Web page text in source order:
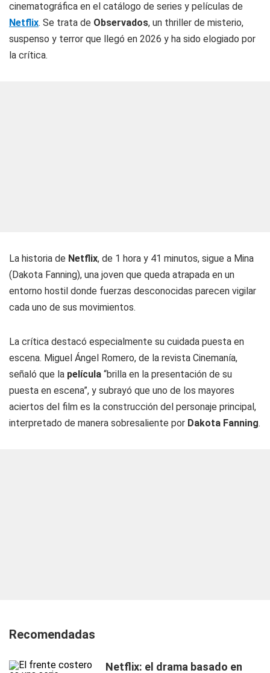
cinematográfica en el catálogo de series y películas de
Netflix. Se trata de Observados, un thriller de misterio,
suspenso y terror que llegó en 2026 y ha sido elogiado por
la crítica.
La historia de Netflix, de 1 hora y 41 minutos, sigue a Mina
(Dakota Fanning), una joven que queda atrapada en un
entorno hostil donde fuerzas desconocidas parecen vigilar
cada uno de sus movimientos.
La crítica destacó especialmente su cuidada puesta en
escena. Miguel Ángel Romero, de la revista Cinemanía,
señaló que la película “brilla en la presentación de su
puesta en escena”, y subrayó que uno de los mayores
aciertos del film es la construcción del personaje principal,
interpretado de manera sobresaliente por Dakota Fanning.
Recomendadas
Netflix: el drama basado en